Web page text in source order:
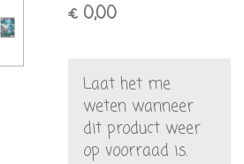
€ 0,00
Laat het me
weten wanneer
dit product weer
op voorraad is.